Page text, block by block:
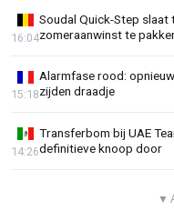
Soudal Quick-Step slaat
zomeraanwinst te
16:04
Alarmfase rood:
zijden draadje
15:18
Transferbom bij UAE
definitieve knoop door
14:26
▼